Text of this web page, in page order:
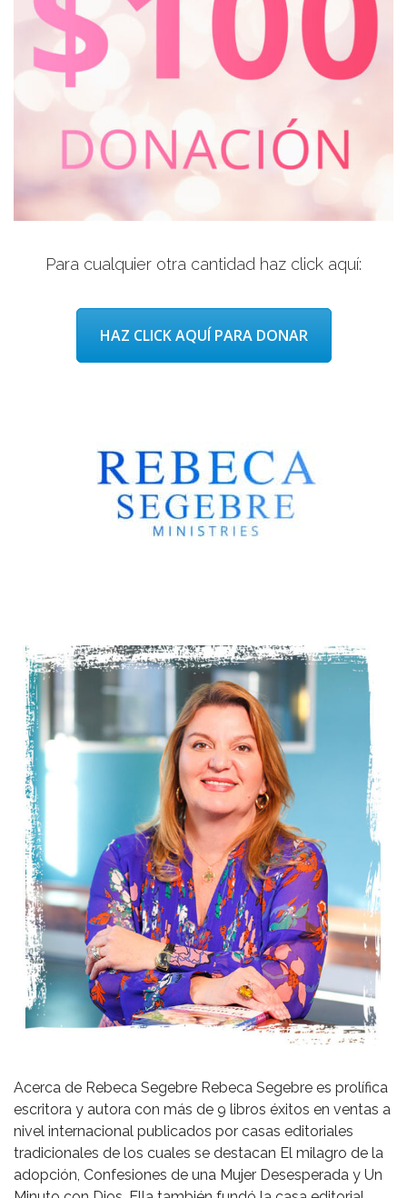
Para cualquier otra cantidad haz click aquí:
HAZ CLICK AQUÍ PARA DONAR
Acerca de Rebeca Segebre Rebeca Segebre es prolífica
escritora y autora con más de 9 libros éxitos en ventas a
nivel internacional publicados por casas editoriales
tradicionales de los cuales se destacan El milagro de la
adopción, Confesiones de una Mujer Desesperada y Un